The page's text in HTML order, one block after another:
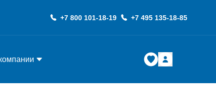
+7 800 101-18-19 +7 495 135-18-85